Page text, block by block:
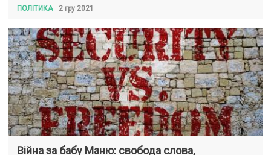
ПОЛІТИКА 2 гру 2021
Війна за бабу Маню: свобода слова,